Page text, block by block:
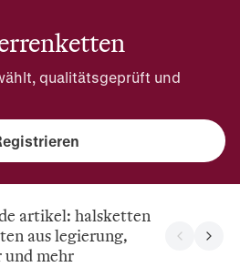
qualitätsgeprüft und
artikel: halsketten
aus legierung,
und mehr